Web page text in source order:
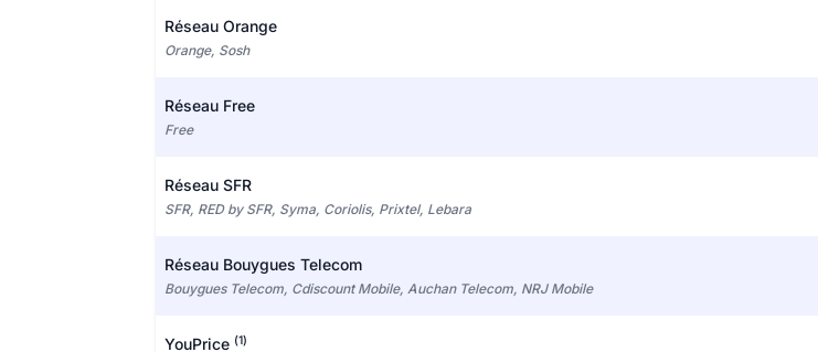
Réseau Orange
Orange, Sosh
Réseau Free
Free
Réseau SFR
SFR, RED by SFR, Syma, Coriolis, Prixtel, Lebara
Réseau Bouygues Telecom
Bouygues Telecom, Cdiscount Mobile, Auchan Telecom, NRJ Mobile
YouPrice (1)